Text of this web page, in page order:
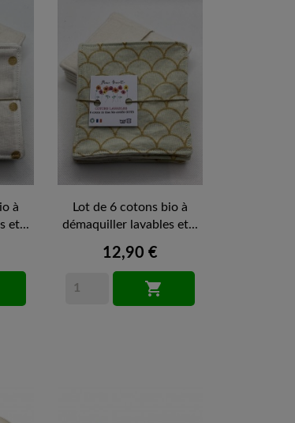
à
et...
Lot de 6 cotons bio à
démaquiller lavables et...
12,90 €
